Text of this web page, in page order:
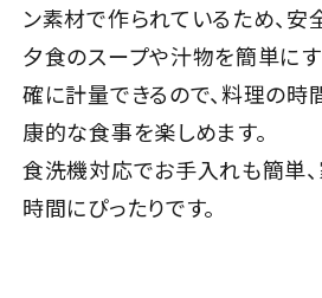
ン素材で作られているため、安
夕食のスープや汁物を簡単にす
確に計量できるので、料理の
康的な食事を楽しめます。
食洗機対応でお手入れも簡単
時間にぴったりです。